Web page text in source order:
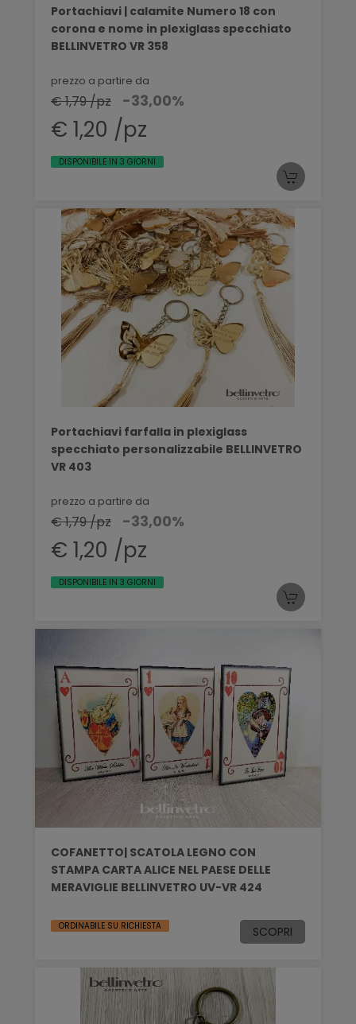
Portachiavi | calamite Numero 18 con
corona e nome in plexiglass specchiato
BELLINVETRO VR 358
prezzo a partire da
€ 1,79 /pz -33,00%
€ 1,20 /pz
DISPONIBILE IN 3 GIORNI
Portachiavi farfalla in plexiglass
specchiato personalizzabile BELLINVETRO
VR 403
prezzo a partire da
€ 1,79 /pz -33,00%
€ 1,20 /pz
DISPONIBILE IN 3 GIORNI
COFANETTO| SCATOLA LEGNO CON
STAMPA CARTA ALICE NEL PAESE DELLE
MERAVIGLIE BELLINVETRO UV-VR 424
ORDINABILE SU RICHIESTA SCOPRI